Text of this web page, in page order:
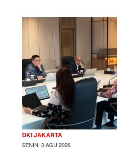
DKI JAKARTA
SENIN, 3 AGU 2026